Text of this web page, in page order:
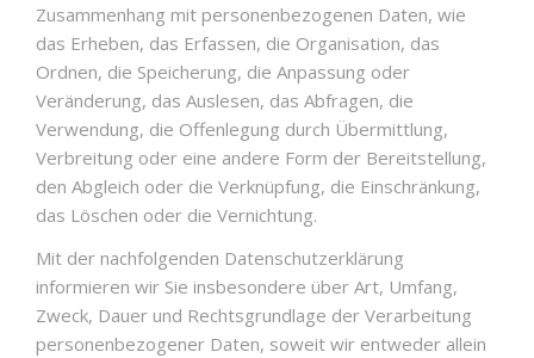
Zusammenhang mit personenbezogenen Daten, wie
das Erheben, das Erfassen, die Organisation, das
Ordnen, die Speicherung, die Anpassung oder
Veränderung, das Auslesen, das Abfragen, die
Verwendung, die Offenlegung durch Übermittlung,
Verbreitung oder eine andere Form der Bereitstellung,
den Abgleich oder die Verknüpfung, die Einschränkung,
das Löschen oder die Vernichtung.
Mit der nachfolgenden Datenschutzerklärung
informieren wir Sie insbesondere über Art, Umfang,
Zweck, Dauer und Rechtsgrundlage der Verarbeitung
personenbezogener Daten, soweit wir entweder allein